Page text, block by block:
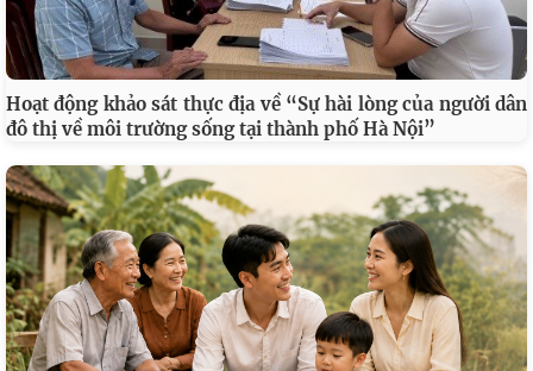
Hoạt động khảo sát thực địa về “Sự hài lòng của người dân
đô thị về môi trường sống tại thành phố Hà Nội”